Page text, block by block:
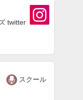
 スクール